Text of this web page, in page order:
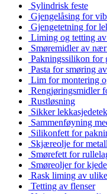
Sylindrisk feste
Gjengelåsing for
Gjengetetning for
Liming og tetting
Smøremidler av
Pakningssilikon for
Pasta for smøring
Lim for montering
Rengjøringsmidler
Rustløsning
Sikker
Sammenføyning
Silikonfett for
Skjæreolje for
Smørefett for
Smøreoljer for
Rask liming av
Tetting av flenser